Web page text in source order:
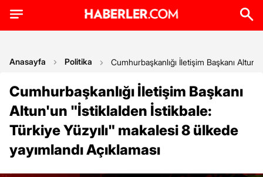
Anasayfa Politika Cumhurbaşkanlığı İletişim Başkanı
Cumhurbaşkanlığı İletişim Başkanı
Altun'un "İstiklalden İstikbale:
Türkiye Yüzyılı" makalesi 8 ülkede
yayımlandı Açıklaması